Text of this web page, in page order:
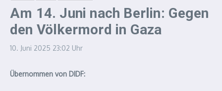
Am 14. Juni nach Berlin: Gegen
den Völkermord in Gaza
10. Juni 2025 23:02 Uhr
Übernommen von DIDF: